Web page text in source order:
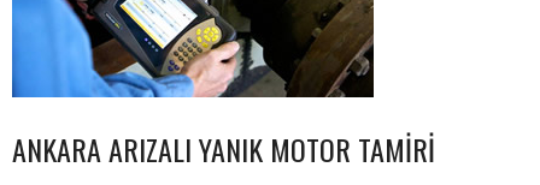
ANKARA ARIZALI YANIK MOTOR TAMIRI